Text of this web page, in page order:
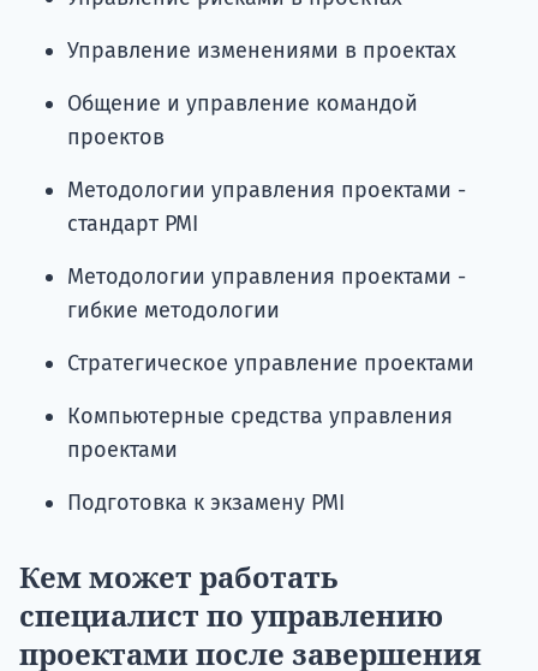
Управление изменениями в проектах
Общение и управление командой
проектов
Методологии управления проектами -
стандарт PMI
Методологии управления проектами -
гибкие методологии
Стратегическое управление проектами
Компьютерные средства управления
проектами
Подготовка к экзамену PMI
Кем может работать
специалист по управлению
проектами после завершения